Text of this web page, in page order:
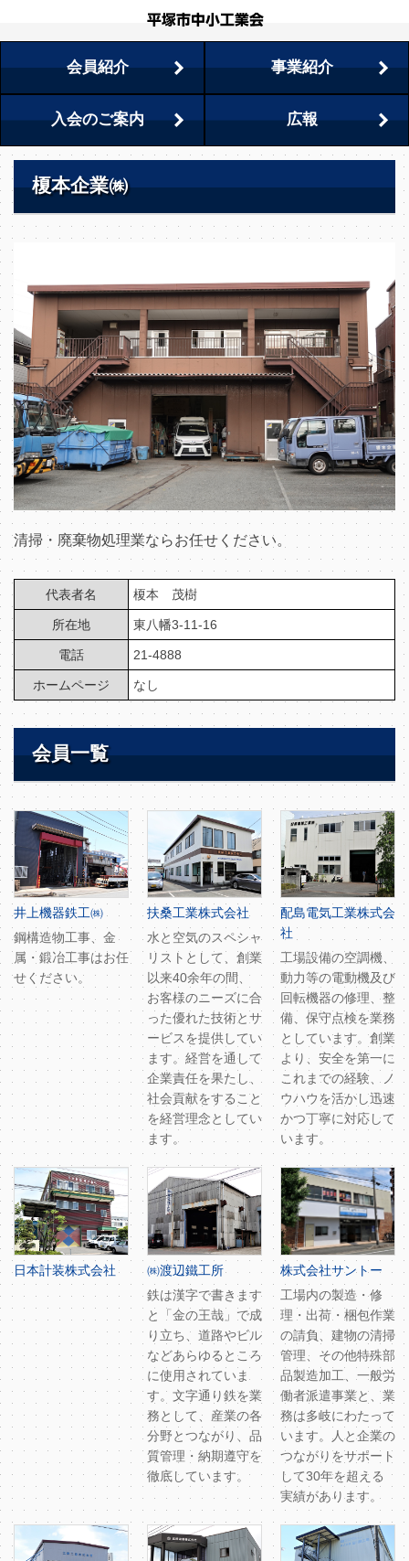
会員紹介 事業紹介
入会のご案内 広報
榎本企業㈱
清掃・廃棄物処理業ならお任せください。
代表者名 榎本 茂樹
所在地 東八幡3-11-16
電話 21-4888
ホームページ なし
会員一覧
井上機器鉄工㈱
鋼構造物工事、金
属・鍛冶工事はお任
せください。
扶桑工業株式会社
水と空気のスペシャ
リストとして、創業
以来40余年の間、
お客様のニーズに合
った優れた技術とサ
ービスを提供してい
ます。経営を通して
企業責任を果たし、
社会貢献をすること
を経営理念としてい
ます。
配島電気工業株式会
社
工場設備の空調機、
動力等の電動機及び
回転機器の修理、整
備、保守点検を業務
としています。創業
より、安全を第一に
これまでの経験、ノ
ウハウを活かし迅速
かつ丁寧に対応して
います。
日本計装株式会社
㈱渡辺鐵工所
鉄は漢字で書きます
と「金の王哉」で成
り立ち、道路やビル
などあらゆるところ
に使用されていま
す。文字通り鉄を業
務として、産業の各
分野とつながり、品
質管理・納期遵守を
徹底しています。
株式会社サントー
工場内の製造・修
理・出荷・梱包作業
の請負、建物の清掃
管理、その他特殊部
品製造加工、一般労
働者派遣事業と、業
務は多岐にわたって
います。人と企業の
つながりをサポート
して30年を超える
実績があります。